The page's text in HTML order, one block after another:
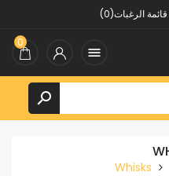
قائمة الرغبات(0)

0

Whisks